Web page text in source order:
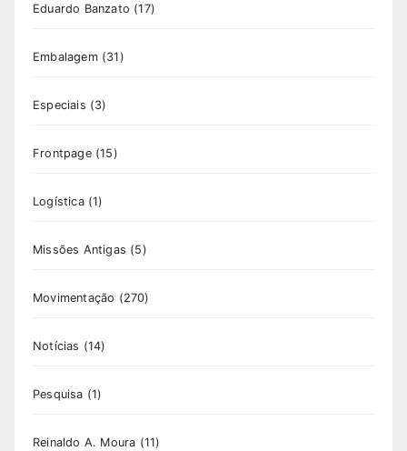
Eduardo Banzato (17)
Embalagem(31)
Especiais (3)
Frontpage(15)
Logística(1)
Missões Antigas (5)
Movimentação (270)
Notícias (14)
Pesquisa (1)
Reinaldo A. Moura (11)